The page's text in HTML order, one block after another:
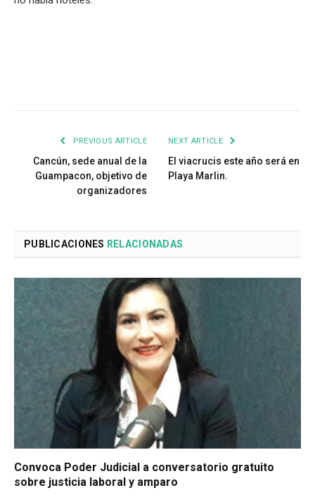
PREVIOUS ARTICLE
Cancún, sede anual de Ia
Guampacon, objetivo de
organizadores
NEXT ARTICLE
El viacrucis este año será en
Playa Marlin.
PUBLICACIONES RELACIONADAS
Convoca Poder Judicial a conversatorio gratuito
sobre justicia laboral y amparo